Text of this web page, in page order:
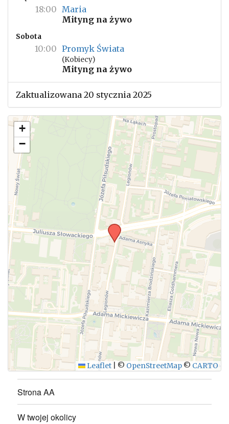
18:00 Maria
Mityng na żywo
Sobota
10:00 Promyk Świata
(Kobiecy)
Mityng na żywo
Zaktualizowana 20 stycznia 2025
+
−
Leaflet © OpenStreetMap © CARTO
Strona AA
W twojej okolicy